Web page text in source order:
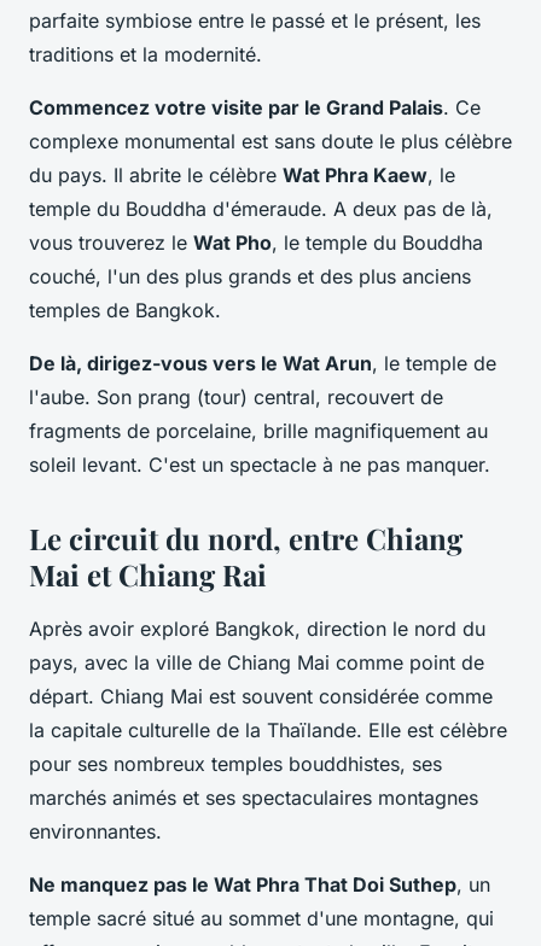
parfaite symbiose entre le passé et le présent, les
traditions et la modernité.
Commencez votre visite par le Grand Palais. Ce
complexe monumental est sans doute le plus célèbre
du pays. Il abrite le célèbre Wat Phra Kaew, le
temple du Bouddha d'émeraude. A deux pas de là,
vous trouverez le Wat Pho, le temple du Bouddha
couché, l'un des plus grands et des plus anciens
temples de Bangkok.
De là, dirigez-vous vers le Wat Arun, le temple de
l'aube. Son prang (tour) central, recouvert de
fragments de porcelaine, brille magnifiquement au
soleil levant. C'est un spectacle à ne pas manquer.
Le circuit du nord, entre Chiang
Mai et Chiang Rai
Après avoir exploré Bangkok, direction le nord du
pays, avec la ville de Chiang Mai comme point de
départ. Chiang Mai est souvent considérée comme
la capitale culturelle de la Thaïlande. Elle est célèbre
pour ses nombreux temples bouddhistes, ses
marchés animés et ses spectaculaires montagnes
environnantes.
Ne manquez pas le Wat Phra That Doi Suthep, un
temple sacré situé au sommet d'une montagne, qui